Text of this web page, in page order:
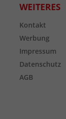
WEITERES
Kontakt
Werbung
Impressum
Datenschutz
AGB